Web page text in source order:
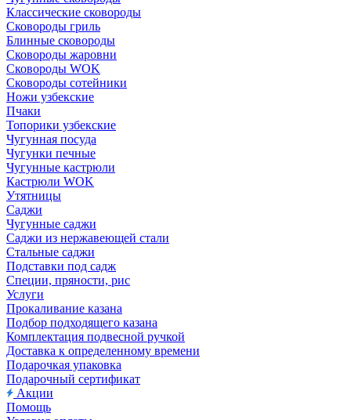
Классические сковороды
Сковороды гриль
Блинные сковороды
Сковороды жаровни
Сковороды WOK
Сковороды сотейники
Ножи узбекские
Пчаки
Топорики узбекские
Чугунная посуда
Чугунки печные
Чугунные кастрюли
Кастрюли WOK
Утятницы
Саджи
Чугунные саджи
Саджи из нержавеющей стали
Стальные саджи
Подставки под садж
Специи, пряности, рис
Услуги
Прокаливание казана
Подбор подходящего казана
Комплектация подвесной ручкой
Доставка к определенному времени
Подарочкая упаковка
Подарочный сертификат
Акции
Помощь